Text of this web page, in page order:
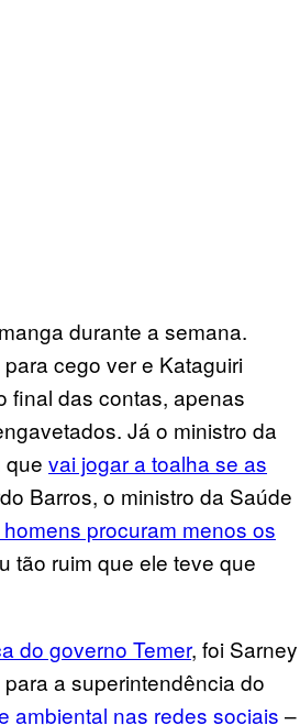
durante a semana.
cego ver e Kataguiri
final das contas, apenas
Já o ministro da
que vai jogar a toalha se as
Barros, o ministro da Saúde
procuram menos os
tão ruim que ele teve que
do governo Temer, foi Sarney
a superintendência do
ambiental nas redes sociais –